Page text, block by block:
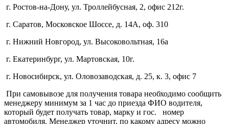
г. Ростов-на-Дону, ул. Троллейбусная, 2, офис 212г.
г. Саратов, Московское Шоссе, д. 14А, оф. 310
г. Нижний Новгород, ул. Высоковольтная, 16а
г. Екатеринбург, ул. Мартовская, 10г.
г. Новосибирск, ул. Оловозаводская, д. 25, к. 3, офис 7
При самовывозе для получения товара необходимо сообщить
менеджеру минимум за 1 час до приезда ФИО водителя,
который будет получать товар, марку и гос. номер
автомобиля. Менеджер уточнит, по какому адресу можно